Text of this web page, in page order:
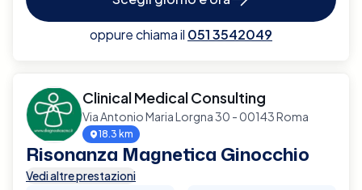
oppure chiama il 051 3542049
Clinical Medical Consulting
Via Antonio Maria Lorgna 30 - 00143 Roma
18.3 km
Risonanza Magnetica Ginocchio
Vedi altre prestazioni